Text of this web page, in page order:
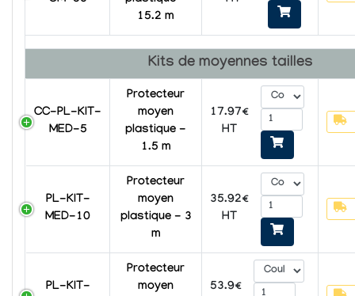
15.2 m
Kits de moyennes tailles
CC-PL-KIT-
MED-5
Protecteur
moyen
plastique -
1.5 m
17.97€
HT
PL-KIT-
MED-10
Protecteur
moyen
plastique - 3
m
35.92€
HT
PL-KIT-
Protecteur
moyen
53.9€